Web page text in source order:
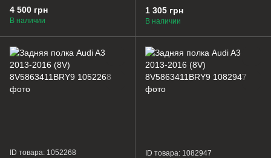
4 500 грн
В наличии
1 305 грн
В наличии
ID товара: 1052268 ID товара: 1082947